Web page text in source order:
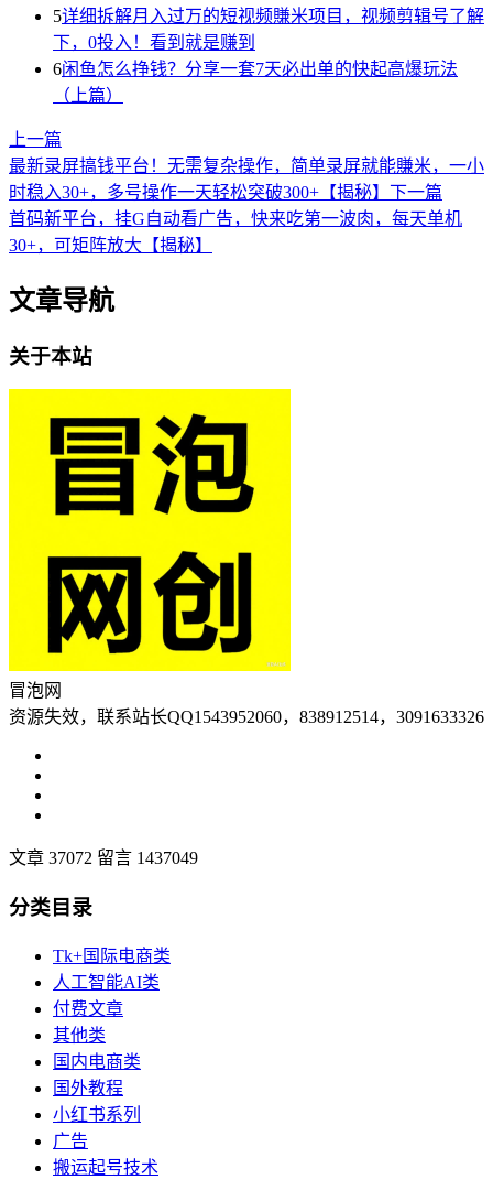
5详细拆解月入过万的短视频賺米项目，视频剪辑号了解
下，0投入！看到就是赚到
6闲鱼怎么挣钱？分享一套7天必出单的快起高爆玩法
（上篇）
上一篇
最新录屏搞钱平台！无需复杂操作，简单录屏就能賺米，一小
时稳入30+，多号操作一天轻松突破300+【揭秘】 下一篇
首码新平台，挂G自动看广告，快来吃第一波肉，每天单机
30+，可矩阵放大【揭秘】
文章导航
关于本站
冒泡网
资源失效，联系站长QQ1543952060，838912514，3091633326
文章 37072 留言 1437049
分类目录
Tk+国际电商类
人工智能AI类
付费文章
其他类
国内电商类
国外教程
小红书系列
广告
搬运起号技术